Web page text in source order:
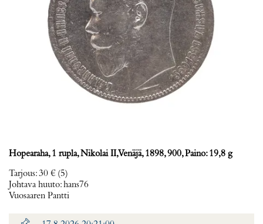
Hopearaha, 1 rupla, Nikolai II, Venäjä, 1898, 900, Paino: 19,8 g
Tarjous:30 € (5)
Johtava huuto:hans76
Vuosaaren Pantti